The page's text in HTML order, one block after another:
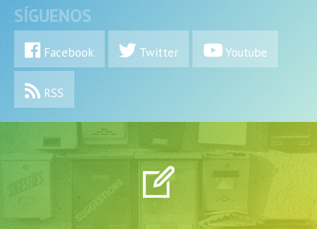
SÍGUENOS
Facebook Twitter Youtube
RSS